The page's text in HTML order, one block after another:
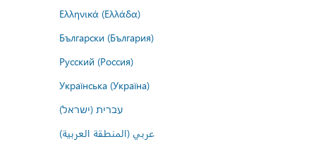
Ελληνικά (Ελλάδα)
Български (България)
Русский (Россия)
Українська (Україна)
עברית (ישראל)
عربي (المنطقة العربية)